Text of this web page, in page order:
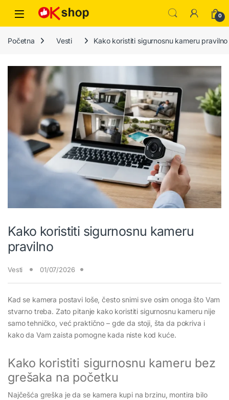
0
Početna Vesti Kako koristiti sigurnosnu kameru pravilno
Kako koristiti sigurnosnu kameru
pravilno
Vesti 01/07/2026
Kad se kamera postavi loše, često snimi sve osim onoga što Vam
stvarno treba. Zato pitanje kako koristiti sigurnosnu kameru nije
samo tehničko, već praktično – gde da stoji, šta da pokriva i
kako da Vam zaista pomogne kada niste kod kuće.
Kako koristiti sigurnosnu kameru bez
grešaka na početku
Najčešća greška je da se kamera kupi na brzinu, montira bilo